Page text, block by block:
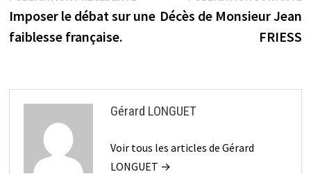
de
précédente :
Imposer le débat sur une
faiblesse française.
Décès de Monsieur Jean
FRIESS
Gérard LONGUET
Voir tous les articles de Gérard
LONGUET →